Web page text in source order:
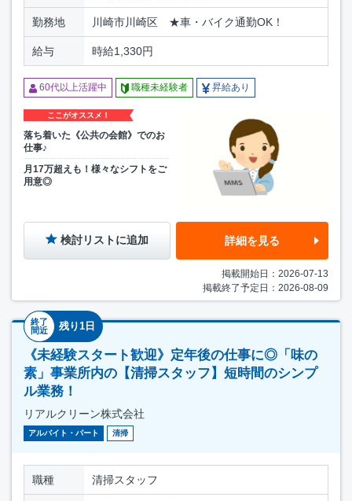
勤務地 川崎市川崎区 ★車・バイク通勤OK！
給与 時給1,330円
60代以上活躍中 職種未経験者 昇給あり
ここがオススメ！
落ち着いた《公共の会館》でのお
仕事♪
月17万超えも！様々なシフトをご
用意◎
検討リストに追加 詳細を見る
掲載開始日：2026-07-13
掲載終了予定日：2026-08-09
終了
間近
残り1日
《未経験スタート歓迎》定年後の仕事に◎「味の
素」事業所内の【清掃スタッフ】短時間のシンプ
ル業務！
リアルクリーン株式会社
アルバイト・パート 清掃
職種 清掃スタッフ